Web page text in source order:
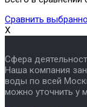
Сравнить
X
Сфера
Наша компания
воды по всей
можно уточнить у